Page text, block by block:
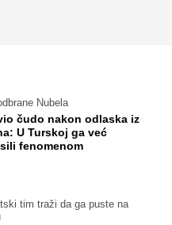
Nubela
čudo nakon odlaska iz
U Turskoj ga već
fenomenom
tim traži da ga puste na